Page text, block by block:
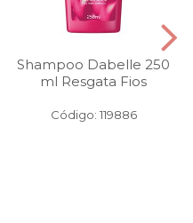
Shampoo Dabelle 250
ml Resgata Fios
Código: 119886